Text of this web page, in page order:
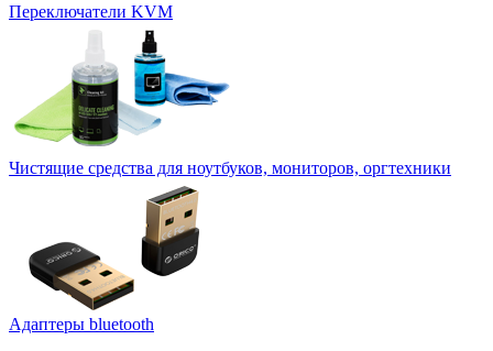
Переключатели KVM
Чистящие средства для ноутбуков, мониторов, оргтехники
Адаптеры bluetooth